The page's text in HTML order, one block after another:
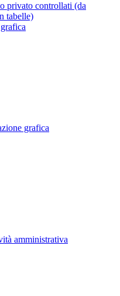
privato controllati (da
tabelle)
grafica
amministrativa